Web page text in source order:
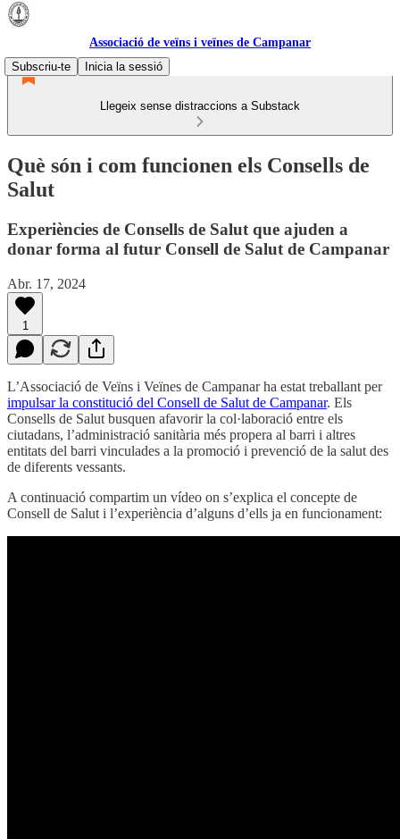
Associació de veïns i veïnes de Campanar
Subscriu-te
Inicia la sessió
Llegeix sense distraccions a Substack
Què són i com funcionen els Consells de
Salut
Experiències de Consells de Salut que ajuden a
donar forma al futur Consell de Salut de Campanar
Abr. 17, 2024
1
L’Associació de Veïns i Veïnes de Campanar ha estat treballant per
impulsar la constitució del Consell de Salut de Campanar. Els
Consells de Salut busquen afavorir la col·laboració entre els
ciutadans, l’administració sanitària més propera al barri i altres
entitats del barri vinculades a la promoció i prevenció de la salut des
de diferents vessants.
A continuació compartim un vídeo on s’explica el concepte de
Consell de Salut i l’experiència d’alguns d’ells ja en funcionament: